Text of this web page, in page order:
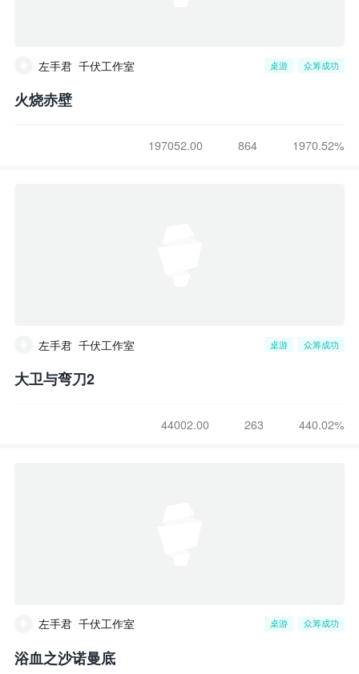
左手君_千伏工作室 桌游 众筹成功
火烧赤壁
197052.00 864 1970.52%
左手君_千伏工作室 桌游 众筹成功
大卫与弯刀2
44002.00 263 440.02%
左手君_千伏工作室 桌游 众筹成功
浴血之沙诺曼底